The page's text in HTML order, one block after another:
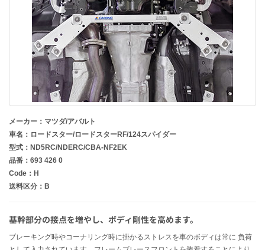
メーカー：マツダ/アバルト
車名：ロードスター/ロードスターRF/124スパイダー
型式：ND5RC/NDERC/CBA-NF2EK
品番：693 426 0
Code：H
送料区分：B
基幹部分の接点を増やし、ボディ剛性を高めます。
ブレーキング時やコーナリング時に掛かるストレスを車のボディは常に 負荷